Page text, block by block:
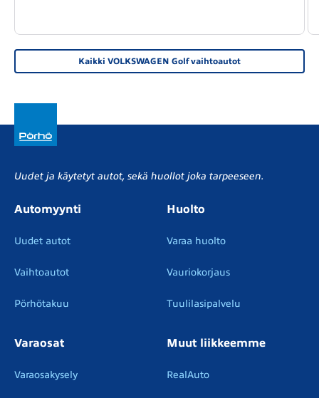
Kaikki VOLKSWAGEN Golf vaihtoautot
Uudet ja käytetyt autot, sekä huollot joka tarpeeseen.
Automyynti
Uudet autot
Vaihtoautot
Pörhötakuu
Huolto
Varaa huolto
Vauriokorjaus
Tuulilasipalvelu
Varaosat
Varaosakysely
Muut liikkeemme
RealAuto